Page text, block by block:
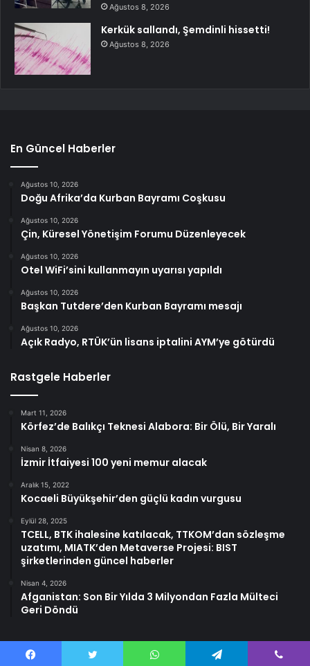
Ağustos 8, 2026
Kerkük sallandı, Şemdinli hissetti!
Ağustos 8, 2026
En Güncel Haberler
Ağustos 10, 2026
Doğu Afrika’da Kurban Bayramı Coşkusu
Ağustos 10, 2026
Çin, Küresel Yönetişim Forumu Düzenleyecek
Ağustos 10, 2026
Otel WiFi’sini kullanmayın uyarısı yapıldı
Ağustos 10, 2026
Başkan Tutdere’den Kurban Bayramı mesajı
Ağustos 10, 2026
Açık Radyo, RTÜK’ün lisans iptalini AYM’ye götürdü
Rastgele Haberler
Mart 11, 2026
Körfez’de Balıkçı Teknesi Alabora: Bir Ölü, Bir Yaralı
Nisan 8, 2026
İzmir İtfaiyesi 100 yeni memur alacak
Aralık 15, 2022
Kocaeli Büyükşehir’den güçlü kadın vurgusu
Eylül 28, 2025
TCELL, BTK ihalesine katılacak, TTKOM’dan sözleşme
uzatımı, MIATK’den Metaverse Projesi: BIST
şirketlerinden güncel haberler
Nisan 4, 2026
Afganistan: Son Bir Yılda 3 Milyondan Fazla Mülteci
Geri Döndü